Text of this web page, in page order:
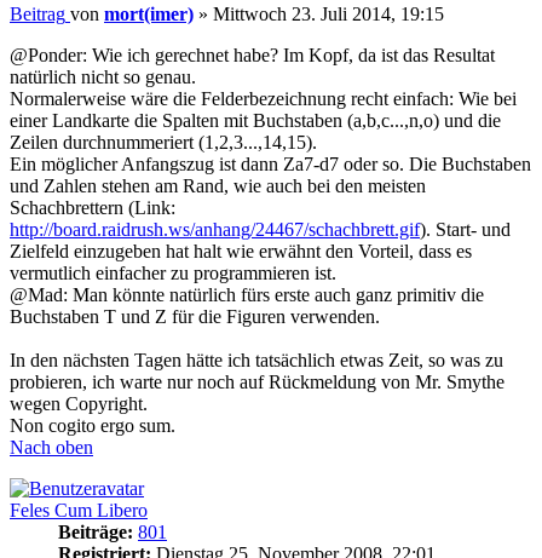
Beitrag von mort(imer) » Mittwoch 23. Juli 2014, 19:15
@Ponder: Wie ich gerechnet habe? Im Kopf, da ist das Resultat
natürlich nicht so genau.
Normalerweise wäre die Felderbezeichnung recht einfach: Wie bei
einer Landkarte die Spalten mit Buchstaben (a,b,c...,n,o) und die
Zeilen durchnummeriert (1,2,3...,14,15).
Ein möglicher Anfangszug ist dann Za7-d7 oder so. Die Buchstaben
und Zahlen stehen am Rand, wie auch bei den meisten
Schachbrettern (Link:
http://board.raidrush.ws/anhang/24467/schachbrett.gif). Start- und
Zielfeld einzugeben hat halt wie erwähnt den Vorteil, dass es
vermutlich einfacher zu programmieren ist.
@Mad: Man könnte natürlich fürs erste auch ganz primitiv die
Buchstaben T und Z für die Figuren verwenden.
In den nächsten Tagen hätte ich tatsächlich etwas Zeit, so was zu
probieren, ich warte nur noch auf Rückmeldung von Mr. Smythe
wegen Copyright.
Non cogito ergo sum.
Nach oben
Feles Cum Libero
Beiträge: 801
Registriert: Dienstag 25. November 2008, 22:01